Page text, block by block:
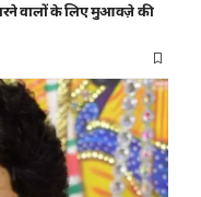
मरने वालों के लिए मुआवज़े की